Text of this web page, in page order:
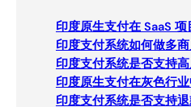
印度原生支付在 SaaS
印度支付系统如何做多
印度支付系统是否支持
印度原生支付在灰色行
印度支付系统是否支持退